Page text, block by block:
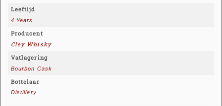
Leeftijd
4 Years
Producent
Cley Whisky
Vatlagering
Bourbon Cask
Bottelaar
Distillery